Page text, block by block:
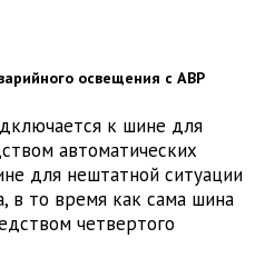
освещения с АВР
к шине для
автоматических
для нештатной ситуации
в то время как сама шина
четвертого